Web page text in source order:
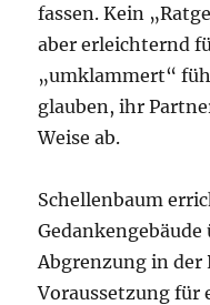
fassen. Kein
aber erleichternd
„umklammert“
glauben, ihr
Weise ab.
Schellenbaum
Abgrenzung in der
Voraussetzung für